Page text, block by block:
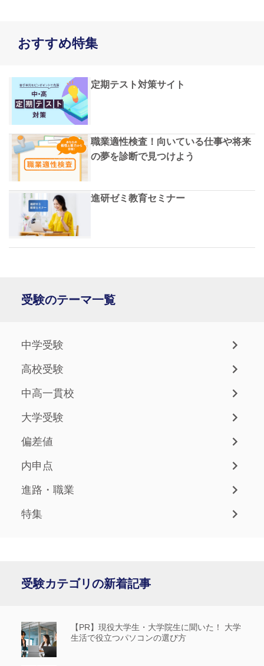
おすすめ特集
定期テスト対策サイト
職業適性検査！向いている仕事や将来
の夢を診断で見つけよう
進研ゼミ教育セミナー
受験のテーマ一覧
中学受験
高校受験
中高一貫校
大学受験
偏差値
内申点
進路・職業
特集
受験カテゴリの新着記事
【PR】現役大学生・大学院生に聞いた！ 大学
生活で役立つパソコンの選び方